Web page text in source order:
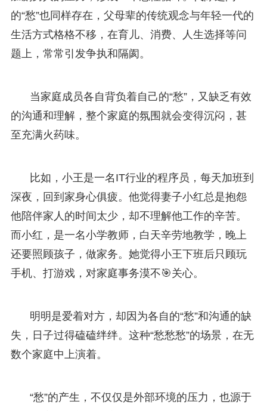
的“愁”也同样存在，父母辈的传统观念与年轻一代的
生活方式格格不移，在育儿、消费、人生选择等问
题上，常常引发争执和隔阂。
当家庭成员各自背负着自己的“愁”，又缺乏有效
的沟通和理解，整个家庭的氛围就会变得沉闷，甚
至充满火药味。
比如，小王是一名IT行业的程序员，每天加班到
深夜，回到家身心俱疲。他觉得妻子小红总是抱怨
他陪伴家人的时间太少，却不理解他工作的辛苦。
而小红，是一名小学教师，白天辛劳地教学，晚上
还要照顾孩子，做家务。她觉得小王下班后只顾玩
手机、打游戏，对家庭事务漠不🎯关心。
明明是爱着对方，却因为各自的“愁”和沟通的缺
失，日子过得磕磕绊绊。这种“愁愁愁”的场景，在无
数个家庭中上演着。
“愁”的产生，不仅仅是外部环境的压力，也源于